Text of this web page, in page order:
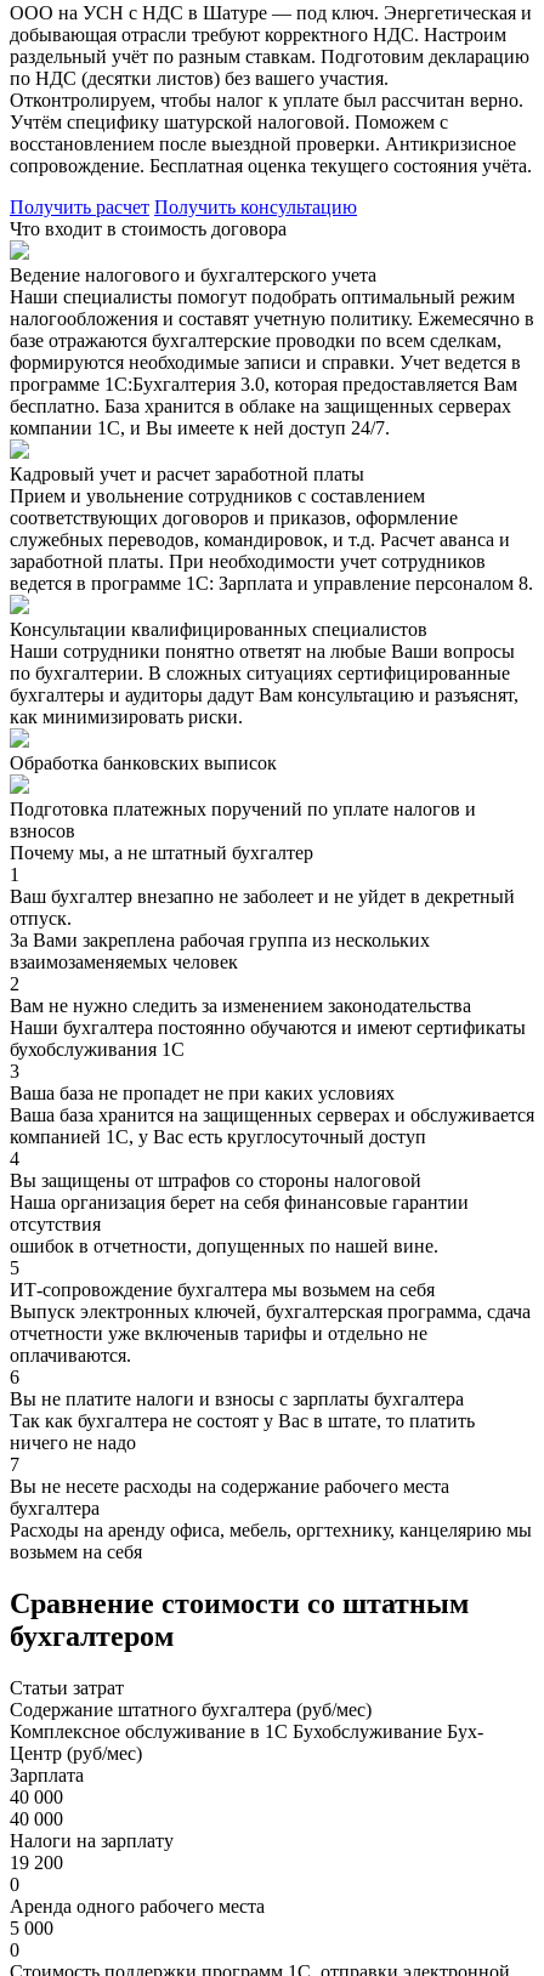
ООО на УСН с НДС в Шатуре — под ключ. Энергетическая и
добывающая отрасли требуют корректного НДС. Настроим
раздельный учёт по разным ставкам. Подготовим декларацию
по НДС (десятки листов) без вашего участия.
Отконтролируем, чтобы налог к уплате был рассчитан верно.
Учтём специфику шатурской налоговой. Поможем с
восстановлением после выездной проверки. Антикризисное
сопровождение. Бесплатная оценка текущего состояния учёта.
Получить расчет Получить консультацию
Что входит в стоимость договора
Ведение налогового и бухгалтерского учета
Наши специалисты помогут подобрать оптимальный режим
налогообложения и составят учетную политику. Ежемесячно в
базе отражаются бухгалтерские проводки по всем сделкам,
формируются необходимые записи и справки. Учет ведется в
программе 1С:Бухгалтерия 3.0, которая предоставляется Вам
бесплатно. База хранится в облаке на защищенных серверах
компании 1С, и Вы имеете к ней доступ 24/7.
Кадровый учет и расчет заработной платы
Прием и увольнение сотрудников с составлением
соответствующих договоров и приказов, оформление
служебных переводов, командировок, и т.д. Расчет аванса и
заработной платы. При необходимости учет сотрудников
ведется в программе 1С: Зарплата и управление персоналом 8.
Консультации квалифицированных специалистов
Наши сотрудники понятно ответят на любые Ваши вопросы
по бухгалтерии. В сложных ситуациях сертифицированные
бухгалтеры и аудиторы дадут Вам консультацию и разъяснят,
как минимизировать риски.
Обработка банковских выписок
Подготовка платежных поручений по уплате налогов и
взносов
Почему мы, а не штатный бухгалтер
1
Ваш бухгалтер внезапно не заболеет и не уйдет в декретный
отпуск.
За Вами закреплена рабочая группа из нескольких
взаимозаменяемых человек
2
Вам не нужно следить за изменением законодательства
Наши бухгалтера постоянно обучаются и имеют сертификаты
бухобслуживания 1С
3
Ваша база не пропадет не при каких условиях
Ваша база хранится на защищенных серверах и обслуживается
компанией 1С, у Вас есть круглосуточный доступ
4
Вы защищены от штрафов со стороны налоговой
Наша организация берет на себя финансовые гарантии
отсутствия
ошибок в отчетности, допущенных по нашей вине.
5
ИТ-сопровождение бухгалтера мы возьмем на себя
Выпуск электронных ключей, бухгалтерская программа, сдача
отчетности уже включеныв тарифы и отдельно не
оплачиваются.
6
Вы не платите налоги и взносы с зарплаты бухгалтера
Так как бухгалтера не состоят у Вас в штате, то платить
ничего не надо
7
Вы не несете расходы на содержание рабочего места
бухгалтера
Расходы на аренду офиса, мебель, оргтехнику, канцелярию мы
возьмем на себя
Сравнение стоимости со штатным
бухгалтером
Статьи затрат
Содержание штатного бухгалтера (руб/мес)
Комплексное обслуживание в 1С Бухобслуживание Бух-
Центр (руб/мес)
Зарплата
40 000
40 000
Налоги на зарплату
19 200
0
Аренда одного рабочего места
5 000
0
Стоимость поддержки программ 1С, отправки электронной